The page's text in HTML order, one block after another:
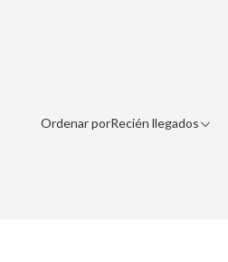
Ordenar porRecién llegados